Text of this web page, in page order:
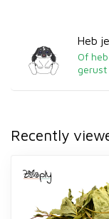
Heb
Of
Recently